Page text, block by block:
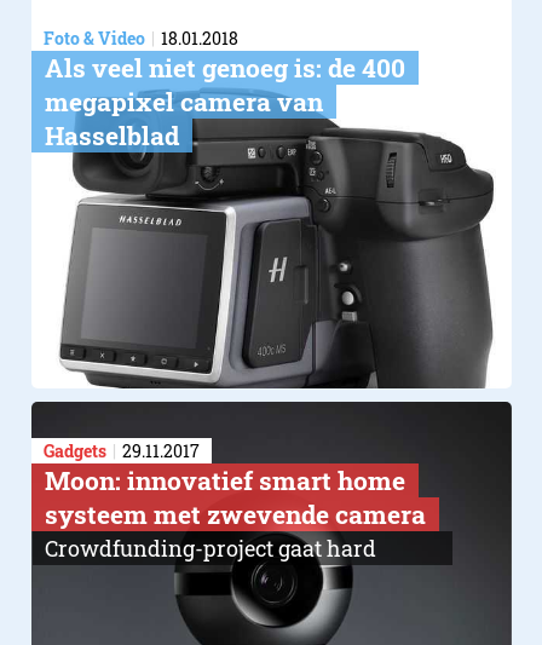
Foto & Video 18.01.2018
Als veel niet genoeg is: de 400
megapixel camera van
Hasselblad
Gadgets 29.11.2017
Moon: innovatief smart home
systeem met zwevende camera
Crowdfunding-project gaat hard